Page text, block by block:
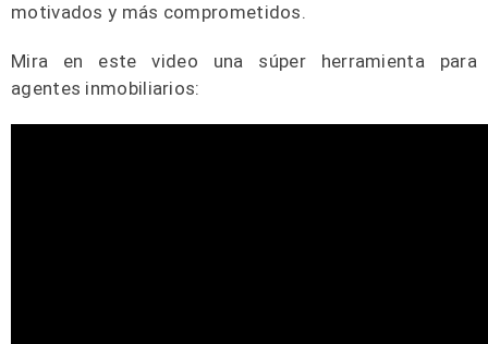
motivados y más comprometidos.
Mira en este video una súper herramienta para
agentes inmobiliarios: